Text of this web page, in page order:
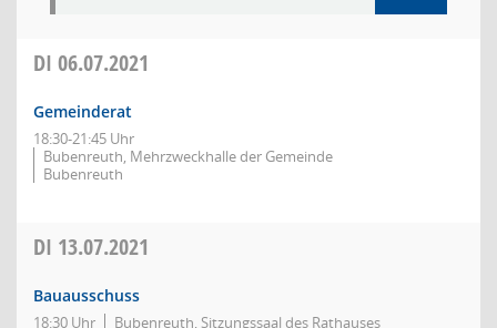
DI 06.07.2021
Gemeinderat
18:30-21:45 Uhr
Bubenreuth, Mehrzweckhalle der Gemeinde
Bubenreuth
DI 13.07.2021
Bauausschuss
18:30 Uhr Bubenreuth, Sitzungssaal des Rathauses